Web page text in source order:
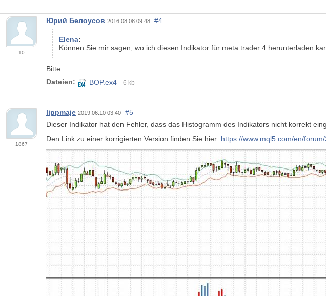
10
Юрий Белоусов 2016.08.08 09:48 #4
Elena:
Können Sie mir sagen, wo ich diesen Indikator für meta trader 4 herunterladen
Bitte:
Dateien:
BOP.ex4 6 kb
1867
lippmaje 2019.06.10 03:40
#5
Dieser Indikator hat den Fehler, dass das Histogramm des Indikators nicht korrekt
Den Link zu einer korrigierten Version finden Sie hier: https://www.mql5.com/en/